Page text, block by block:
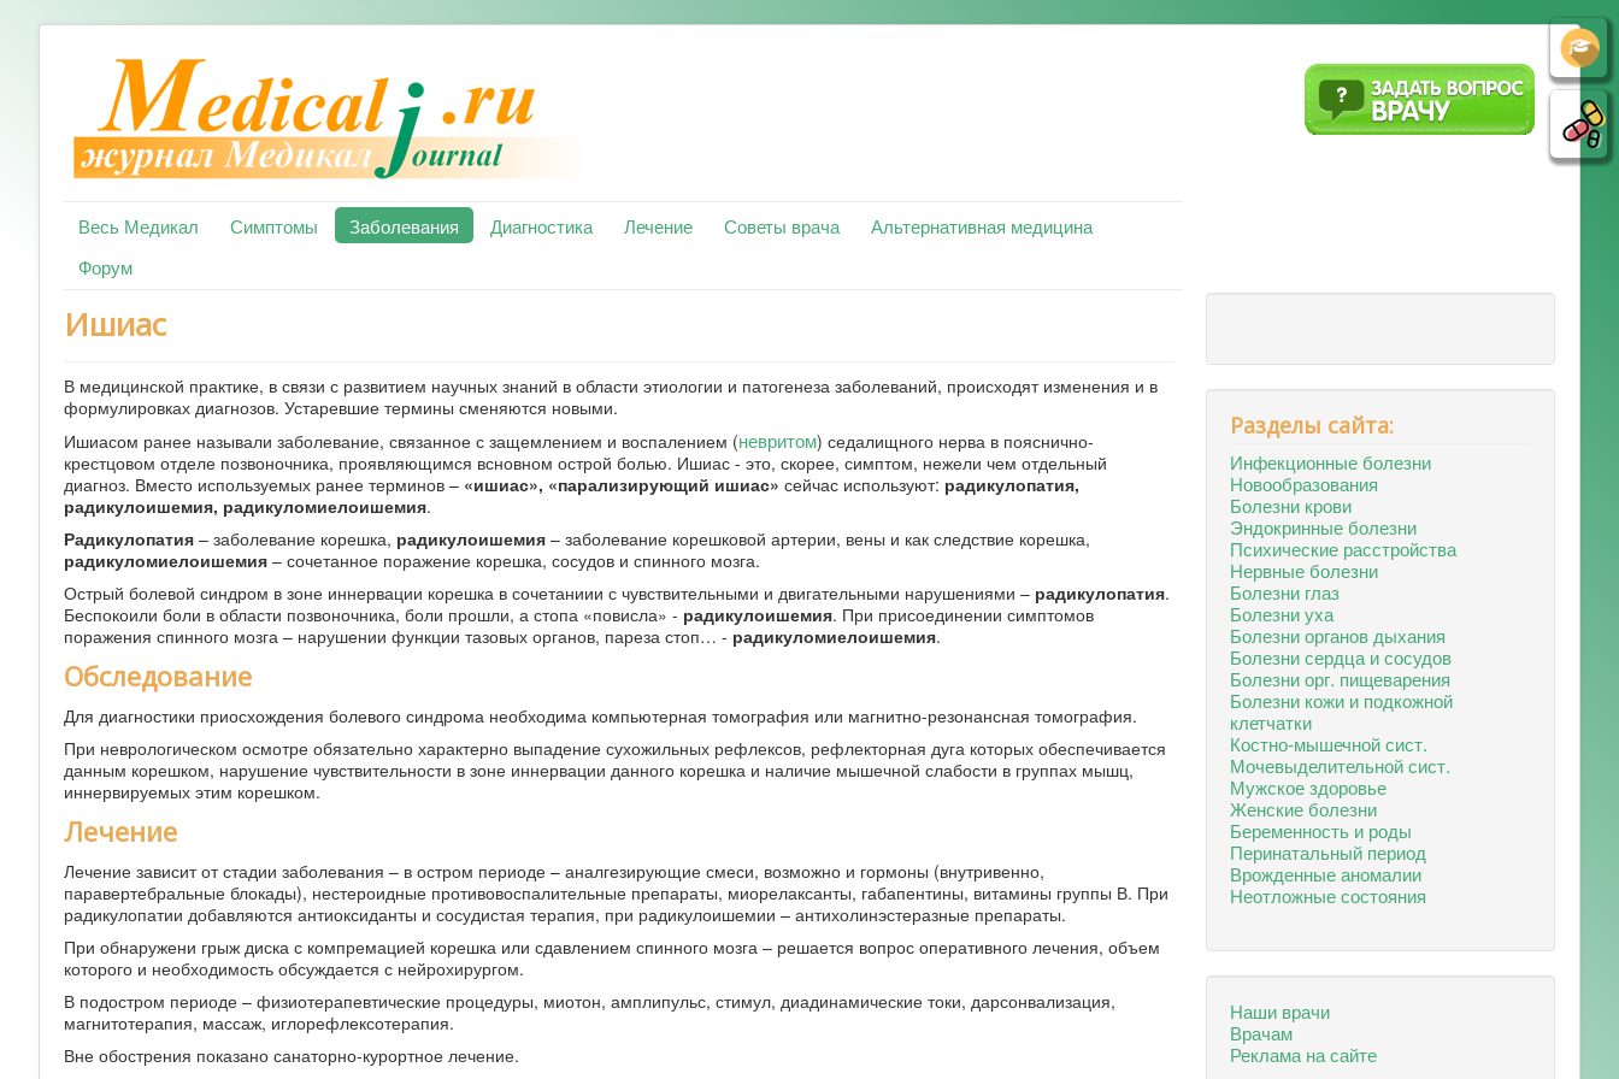
Весь Медикал Симптомы Заболевания Диагностика Лечение Советы врача
Альтернативная медицина
Форум
Ишиас
В медицинской практике, в связи с развитием научных знаний в области этиологии и патогенеза заболеваний, происходят изменения и в
формулировках диагнозов. Устаревшие термины сменяются новыми.
Ишиасом ранее называли заболевание, связанное с защемлением и воспалением (невритом) седалищного нерва в пояснично-
крестцовом отделе позвоночника, проявляющимся всновном острой болью. Ишиас - это, скорее, симптом, нежели чем отдельный
диагноз. Вместо используемых ранее терминов – «ишиас», «парализирующий ишиас» сейчас используют: радикулопатия,
радикулоишемия, радикуломиелоишемия.
Радикулопатия– заболевание корешка, радикулоишемия– заболевание корешковой артерии, вены и как следствие корешка,
радикуломиелоишемия– сочетанное поражение корешка, сосудов и спинного мозга.
Острый болевой синдром в зоне иннервации корешка в сочетаниии с чувствительными и двигательными нарушениями – радикулопатия.
Беспокоили боли в области позвоночника, боли прошли, а стопа «повисла» - радикулоишемия. При присоединении симптомов
поражения спинного мозга – нарушении функции тазовых органов, пареза стоп… - радикуломиелоишемия.
Обследование
Для диагностики приосхождения болевого синдрома необходима компьютерная томография или магнитно-резонансная томография.
При неврологическом осмотре обязательно характерно выпадение сухожильных рефлексов, рефлекторная дуга которых обеспечивается
данным корешком, нарушение чувствительности в зоне иннервации данного корешка и наличие мышечной слабости в группах мышц,
иннервируемых этим корешком.
Лечение
Лечение зависит от стадии заболевания – в остром периоде – аналгезирующие смеси, возможно и гормоны (внутривенно,
паравертебральные блокады), нестероидные противовоспалительные препараты, миорелаксанты, габапентины, витамины группы В. При
радикулопатии добавляются антиоксиданты и сосудистая терапия, при радикулоишемии – антихолинэстеразные препараты.
При обнаружени грыж диска с компремацией корешка или сдавлением спинного мозга – решается вопрос оперативного лечения, объем
которого и необходимость обсуждается с нейрохирургом.
В подостром периоде – физиотерапевтические процедуры, миотон, амплипульс, стимул, диадинамические токи, дарсонвализация,
магнитотерапия, массаж, иглорефлексотерапия.
Вне обострения показано санаторно-курортное лечение.
Разделы сайта:
Инфекционные болезни
Новообразования
Болезни крови
Эндокринные болезни
Психические расстройства
Нервные болезни
Болезни глаз
Болезни уха
Болезни органов дыхания
Болезни сердца и сосудов
Болезни орг. пищеварения
Болезни кожи и подкожной
клетчатки
Костно-мышечной сист.
Мочевыделительной сист.
Мужское здоровье
Женские болезни
Беременность и роды
Перинатальный период
Врожденные аномалии
Неотложные состояния
Наши врачи
Врачам
Реклама на сайте